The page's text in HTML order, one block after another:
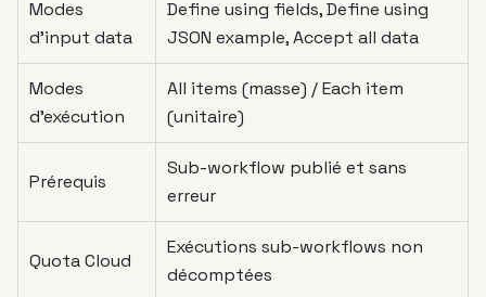
Modes
d’input data
Define using fields, Define using
JSON example, Accept all data
Modes
d’exécution
All items (masse) / Each item
(unitaire)
Prérequis
Sub-workflow publié et sans
erreur
Quota Cloud
Exécutions sub-workflows non
décomptées